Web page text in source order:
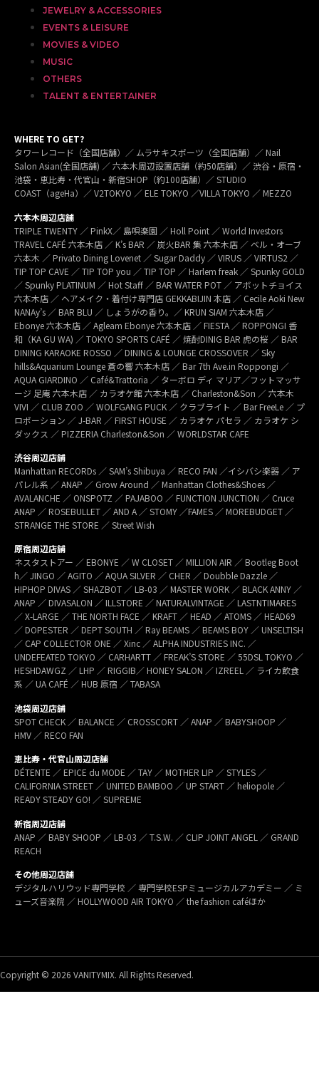
JEWELRY & ACCESSORIES
EVENTS & LEISURE
MOVIES & VIDEO
MUSIC
OTHERS
TALENT & ENTERTAINER
WHERE TO GET?
タワーレコード（全国店舗）／ ムラサキスポーツ（全国店舗）／ Nail
Salon Asian(全国店舗) ／ 六本木周辺設置店舗（約50店舗）／ 渋谷・原宿・
池袋・恵比寿・代官山・新宿SHOP（約100店舗）／ STUDIO
COAST（ageHa）／ V2TOKYO ／ ELE TOKYO ／VILLA TOKYO ／ MEZZO
六本木周辺店舗
TRIPLE TWENTY ／ PinkX／ 島唄楽園 ／ Holl Point ／ World Investors
TRAVEL CAFÉ 六本木店 ／ K’s BAR ／ 炭火BAR 集 六本木店 ／ ベル・オーブ
六本木 ／ Privato Dining Lovenet ／ Sugar Daddy ／ VIRUS ／ VIRTUS2 ／
TIP TOP CAVE ／ TIP TOP you ／ TIP TOP ／ Harlem freak ／ Spunky GOLD
／ Spunky PLATINUM ／ Hot Staff ／ BAR WATER POT ／ アボットチョイス
六本木店 ／ ヘアメイク・着付け専門店 GEKKABIJIN 本店 ／ Cecile Aoki New
NANAy’s ／ BAR BLU ／ しょうがの香り。／ KRUN SIAM 六本木店 ／
Ebonye 六本木店 ／ Agleam Ebonye 六本木店 ／ FIESTA ／ ROPPONGI 香
和（KA GU WA) ／ TOKYO SPORTS CAFÉ ／ 焼酎DINIG BAR 虎の桜 ／ BAR
DINING KARAOKE ROSSO ／ DINING & LOUNGE CROSSOVER ／ Sky
hills&Aquarium Lounge 蒼の響 六本木店 ／ Bar 7th Ave.in Roppongi ／
AQUA GIARDINO ／ Café&Trattoria ／ ターボロ ディ マリア／フットマッサ
ージ 足庵 六本木店 ／ カラオケ館 六本木店 ／ Charleston&Son ／ 六本木
VIVI ／ CLUB ZOO ／ WOLFGANG PUCK ／ クラブライト ／ Bar FreeLe ／ プ
ロポーション ／ J-BAR ／ FIRST HOUSE ／ カラオケ パセラ ／ カラオケ シ
ダックス ／ PIZZERIA Charleston&Son ／ WORLDSTAR CAFE
渋谷周辺店舗
Manhattan RECORDs ／ SAM’s Shibuya ／ RECO FAN ／イシバシ楽器 ／ ア
パレル系 ／ ANAP ／ Grow Around ／ Manhattan Clothes&Shoes ／
AVALANCHE ／ ONSPOTZ ／ PAJABOO ／ FUNCTION JUNCTION ／ Cruce
ANAP ／ ROSEBULLET ／ AND A ／ STOMY ／FAMES ／ MOREBUDGET ／
STRANGE THE STORE ／ Street Wish
原宿周辺店舗
ネスタストアー ／ EBONYE ／ W CLOSET ／ MILLION AIR ／ Bootleg Boot
h／ JINGO ／ AGITO ／ AQUA SILVER ／ CHER ／ Doubble Dazzle ／
HIPHOP DIVAS ／ SHAZBOT ／ LB-03 ／ MASTER WORK ／ BLACK ANNY ／
ANAP ／ DIVASALON ／ ILLSTORE ／ NATURALVINTAGE ／ LASTNTIMARES
／ X-LARGE ／ THE NORTH FACE ／ KRAFT ／ HEAD ／ ATOMS ／ HEAD69
／ DOPESTER ／ DEPT SOUTH ／ Ray BEAMS ／ BEAMS BOY ／ UNSELTISH
／ CAP COLLECTOR ONE ／ Xinc ／ ALPHA INDUSTRIES INC. ／
UNDEFEATED TOKYO ／ CARHARTT ／ FREAK’S STORE ／ 55DSL TOKYO ／
HESHDAWGZ ／ LHP ／ RIGGIB／ HONEY SALON ／ IZREEL ／ ライカ飲食
系 ／ UA CAFÉ ／ HUB 原宿 ／ TABASA
池袋周辺店舗
SPOT CHECK ／ BALANCE ／ CROSSCORT ／ ANAP ／ BABYSHOOP ／
HMV ／ RECO FAN
恵比寿・代官山周辺店舗
DÉTENTE ／ EPICE du MODE ／ TAY ／ MOTHER LIP ／ STYLES ／
CALIFORNIA STREET ／ UNITED BAMBOO ／ UP START ／ heliopole ／
READY STEADY GO! ／ SUPREME
新宿周辺店舗
ANAP ／ BABY SHOOP ／ LB-03 ／ T.S.W. ／ CLIP JOINT ANGEL ／ GRAND
REACH
その他周辺店舗
デジタルハリウッド専門学校 ／ 専門学校ESPミュージカルアカデミー ／ ミ
ューズ音楽院 ／ HOLLYWOOD AIR TOKYO ／ the fashion caféほか
Copyright © 2026 VANITYMIX. All Rights Reserved.